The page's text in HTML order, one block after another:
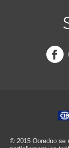
© 2015 Ooredoo se